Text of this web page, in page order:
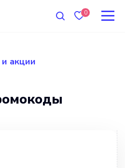
0
акции